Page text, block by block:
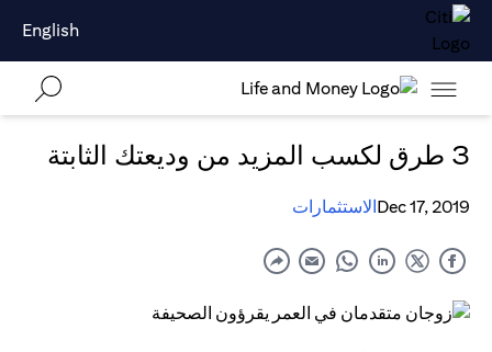
English
3 طرق لكسب المزيد من وديعتك الثابتة
Dec 17, 2019الاستثمارات